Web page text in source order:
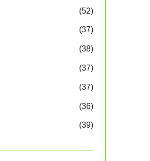
(52)
(37)
(38)
(37)
(37)
(36)
(39)